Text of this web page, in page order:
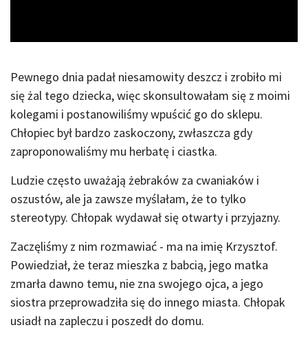
Pewnego dnia padał niesamowity deszcz i zrobiło mi
się żal tego dziecka, więc skonsultowałam się z moimi
kolegami i postanowiliśmy wpuścić go do sklepu.
Chłopiec był bardzo zaskoczony, zwłaszcza gdy
zaproponowaliśmy mu herbatę i ciastka.
Ludzie często uważają żebraków za cwaniaków i
oszustów, ale ja zawsze myślałam, że to tylko
stereotypy. Chłopak wydawał się otwarty i przyjazny.
Zaczęliśmy z nim rozmawiać - ma na imię Krzysztof.
Powiedział, że teraz mieszka z babcią, jego matka
zmarła dawno temu, nie zna swojego ojca, a jego
siostra przeprowadziła się do innego miasta. Chłopak
usiadł na zapleczu i poszedł do domu.